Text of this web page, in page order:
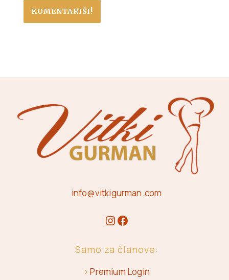
info@vitkigurman.com
Samo za članove:
>Premium Login